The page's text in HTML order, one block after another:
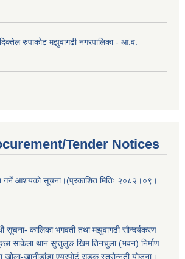
रुपाकोट मझुवागढी नगरपालिका - आ.व.
Tender Notices
गर्ने आशयको सूचना।(प्रकाशित मितिः २०८२।०९।
सूचना- कालिका भगवती तथा मझुवागढी सौन्दर्यकरण
साकेला थान सुप्तुलुङ खिम तिनचुला (भवन) निर्माण
खोला-खानीडांडा एयरपोर्ट सडक स्तरोन्नती योजना।